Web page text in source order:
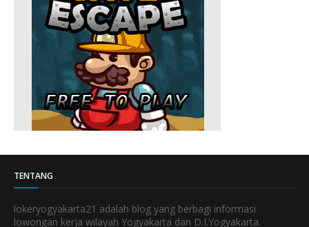
TENTANG
lokeryogyakarta21 adalah blog yang berbagi informasi
lowongan kerja wilayah Yogyakarta dan D.I.Yogyakarta.